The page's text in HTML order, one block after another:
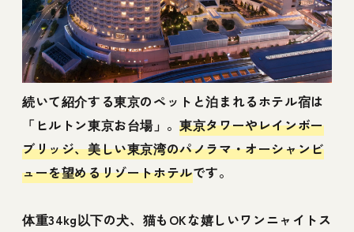
続いて紹介する東京のペットと泊まれるホテル宿は
「ヒルトン東京お台場」。東京タワーやレインボー
ブリッジ、美しい東京湾のパノラマ・オーシャンビ
ューを望めるリゾートホテルです。
体重34kg以下の犬、猫もOKな嬉しいワンニャイトス